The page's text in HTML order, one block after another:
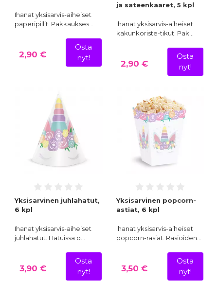
Ihanat yksisarvis-aiheiset
paperipillit. Pakkaukses…
2,90 €
Osta
nyt!
ja sateenkaaret, 5 kpl
Ihanat yksisarvis-aiheiset
kakunkoriste-tikut. Pak…
2,90 €
Osta
nyt!
Yksisarvinen juhlahatut,
6 kpl
Ihanat yksisarvis-aiheiset
juhlahatut. Hatuissa o…
3,90 €
Osta
nyt!
Yksisarvinen popcorn-
astiat, 6 kpl
Ihanat yksisarvis-aiheiset
popcorn-rasiat. Rasioiden…
3,50 €
Osta
nyt!